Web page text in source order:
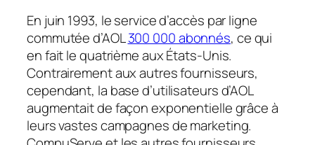
En juin 1993, le service d’accès par ligne
commutée d’AOL300 000 abonnés, ce qui
en fait le quatrième aux États-Unis.
Contrairement aux autres fournisseurs,
cependant, la base d’utilisateurs d’AOL
augmentait de façon exponentielle grâce à
leurs vastes campagnes de marketing.